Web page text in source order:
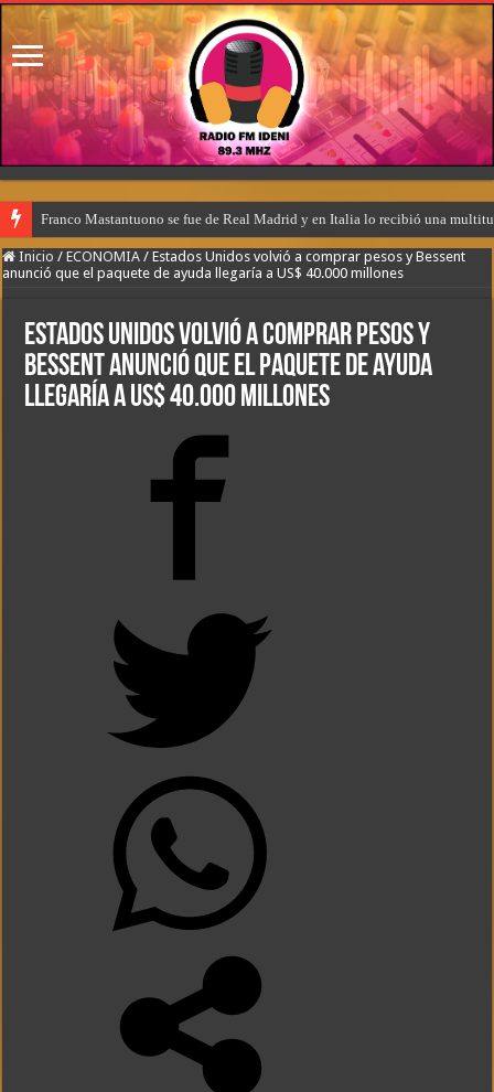
Franco Mastantuono se fue de Real Madrid y en Italia lo recibió una
Inicio / ECONOMIA / Estados Unidos volvió a comprar pesos y Bessent
anunció que el paquete de ayuda llegaría a US$ 40.000 millones
Estados Unidos volvió a comprar pesos y
Bessent anunció que el paquete de ayuda
llegaría a US$ 40.000 millones